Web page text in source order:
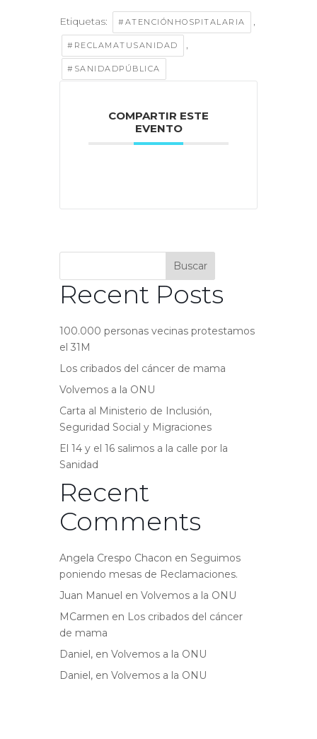
Etiquetas: #ATENCIÓNHOSPITALARIA ,
#RECLAMATUSANIDAD ,
#SANIDADPÚBLICA
COMPARTIR ESTE
EVENTO
Buscar
Recent Posts
100.000 personas vecinas protestamos
el 31M
Los cribados del cáncer de mama
Volvemos a la ONU
Carta al Ministerio de Inclusión,
Seguridad Social y Migraciones
El 14 y el 16 salimos a la calle por la
Sanidad
Recent
Comments
Angela Crespo Chacon en Seguimos
poniendo mesas de Reclamaciones.
Juan Manuel en Volvemos a la ONU
MCarmen en Los cribados del cáncer
de mama
Daniel, en Volvemos a la ONU
Daniel, en Volvemos a la ONU